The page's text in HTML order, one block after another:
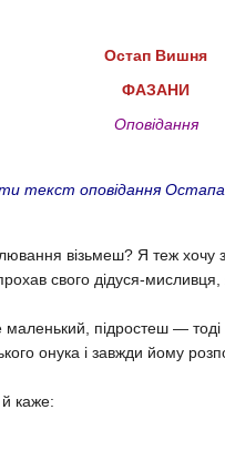
Остап Вишня
ФАЗАНИ
Оповідання
текст оповідання
візьмеш? Я теж хочу
свого дідуся-
підростеш — тоді
онука і завжди йому
й каже: